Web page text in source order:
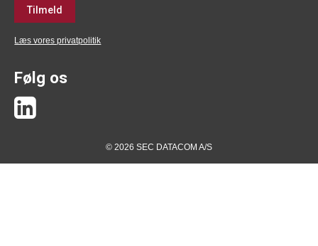
Tilmeld
Læs vores privatpolitik
Følg os
© 2026 SEC DATACOM A/S